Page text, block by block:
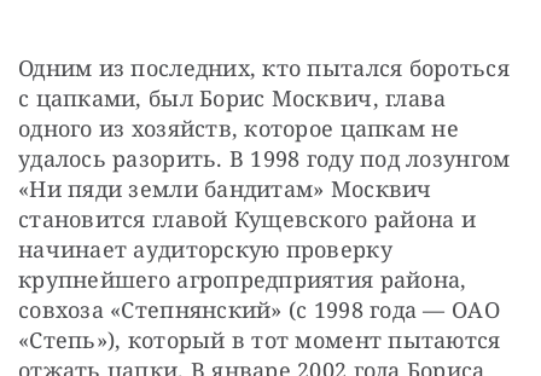
Одним из последних, кто пытался бороться
с цапками, был Борис Москвич, глава
одного из хозяйств, которое цапкам не
удалось разорить. В 1998 году под лозунгом
«Ни пяди земли бандитам» Москвич
становится главой Кущевского района и
начинает аудиторскую проверку
крупнейшего агропредприятия района,
совхоза «Степнянский» (с 1998 года — ОАО
«Степь»), который в тот момент пытаются
отжать цапки. В январе 2002 года Бориса